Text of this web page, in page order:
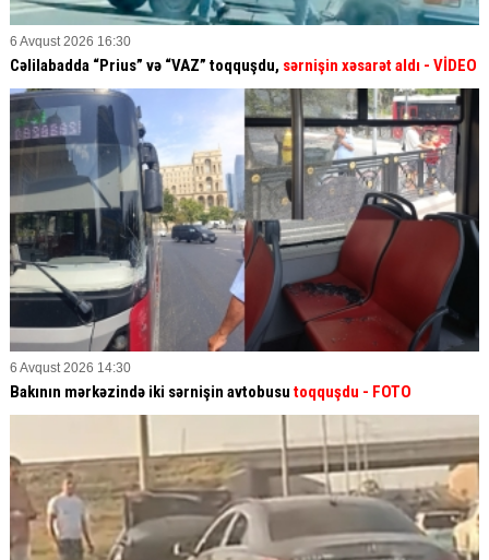
6 Avqust 2026 16:30
Cəlilabadda “Prius” və “VAZ” toqquşdu, sərnişin xəsarət aldı - VİDEO
6 Avqust 2026 14:30
Bakının mərkəzində iki sərnişin avtobusu toqquşdu - FOTO